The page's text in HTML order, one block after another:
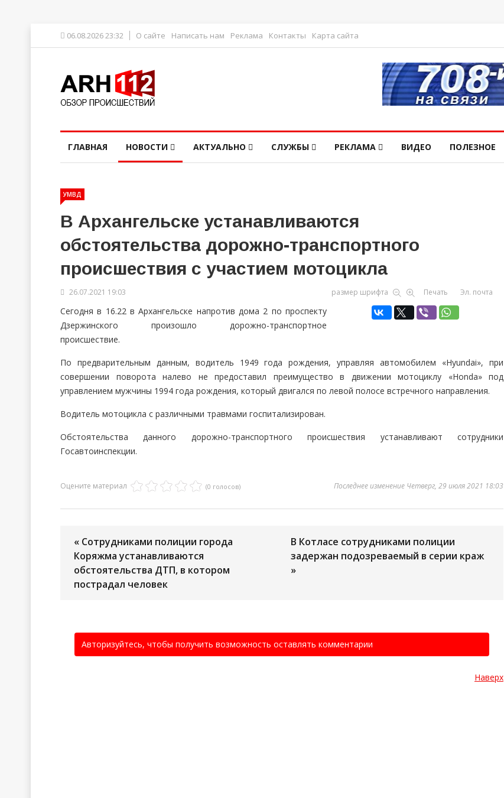
06.08.2026 23:32 О сайте Написать нам Реклама Контакты Карта сайта
ГЛАВНАЯ НОВОСТИ АКТУАЛЬНО СЛУЖБЫ РЕКЛАМА ВИДЕО ПОЛЕЗНОЕ
УМВД
В Архангельске устанавливаются
обстоятельства дорожно-транспортного
происшествия с участием мотоцикла
26.07.2021 19:03 размер шрифта Печать Эл. почта
Сегодня в 16.22 в Архангельске напротив дома 2 по проспекту
Дзержинского произошло дорожно-транспортное
происшествие.
По предварительным данным, водитель 1949 года рождения, управляя автомобилем «Hyundai», при
совершении поворота налево не предоставил преимущество в движении мотоциклу «Honda» под
управлением мужчины 1994 года рождения, который двигался по левой полосе встречного направления.
Водитель мотоцикла с различными травмами госпитализирован.
Обстоятельства данного дорожно-транспортного происшествия устанавливают сотрудники
Госавтоинспекции.
Оцените материал (0 голосов) Последнее изменение Четверг, 29 июля 2021 18:03
« Сотрудниками полиции города
Коряжма устанавливаются
обстоятельства ДТП, в котором
пострадал человек
В Котласе сотрудниками полиции
задержан подозреваемый в серии краж
»
Авторизуйтесь, чтобы получить возможность оставлять комментарии
Наверх